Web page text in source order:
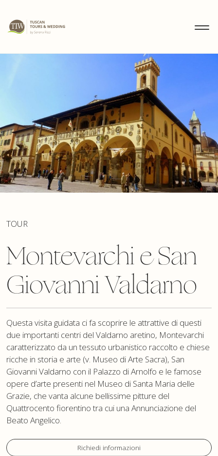
TOUR
Montevarchi e San
Giovanni Valdarno
Questa visita guidata ci fa scoprire le attrattive di questi
due importanti centri del Valdarno aretino, Montevarchi
caratterizzato da un tessuto urbanistico raccolto e chiese
ricche in storia e arte (v. Museo di Arte Sacra), San
Giovanni Valdarno con il Palazzo di Arnolfo e le famose
opere d’arte presenti nel Museo di Santa Maria delle
Grazie, che vanta alcune bellissime pitture del
Quattrocento fiorentino tra cui una Annunciazione del
Beato Angelico.
Richiedi informazioni
MENU DE
WEDDING
TOURS